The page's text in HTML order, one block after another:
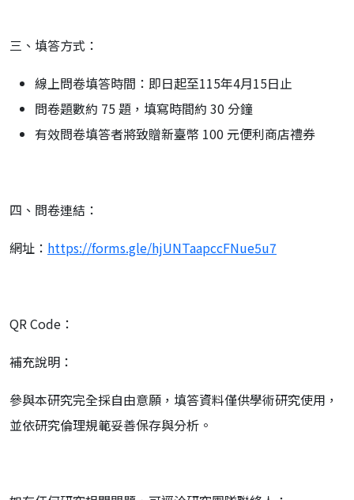
三、填答方式：
線上問卷填答時間：即日起至115年4月15日止
問卷題數約 75 題，填寫時間約 30 分鐘
有效問卷填答者將致贈新臺幣 100 元便利商店禮券
四、問卷連結：
網址： https://forms.gle/hjUNTaapccFNue5u7
QR Code：
補充說明：
參與本研究完全採自由意願，填答資料僅供學術研究使用，
並依研究倫理規範妥善保存與分析。